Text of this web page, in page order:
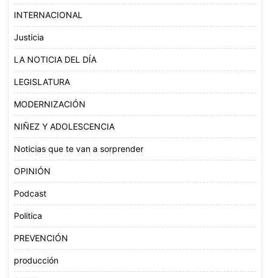
INTERNACIONAL
Justicia
LA NOTICIA DEL DÍA
LEGISLATURA
MODERNIZACIÓN
NIÑEZ Y ADOLESCENCIA
Noticias que te van a sorprender
OPINIÓN
Podcast
Politica
PREVENCIÓN
producción